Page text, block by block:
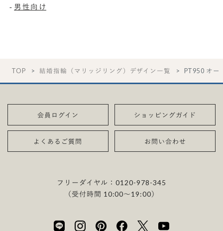
- 男性向け
TOP 結婚指輪（マリッジリング）デザイン一覧 PT950 オ
会員ログイン ショッピングガイド
よくあるご質問 お問い合わせ
フリーダイヤル：0120-978-345
（受付時間 10:00〜19:00）